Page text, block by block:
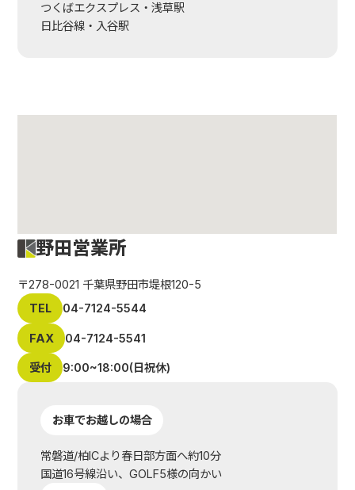
つくばエクスプレス・浅草駅
日比谷線・入谷駅
野田営業所
〒278-0021 千葉県野田市堤根120-5
TEL
04-7124-5544
FAX 04-7124-5541
受付 9:00~18:00(日祝休)
お車でお越しの場合
常磐道/柏ICより春日部方面へ約10分
国道16号線沿い、GOLF5様の向かい